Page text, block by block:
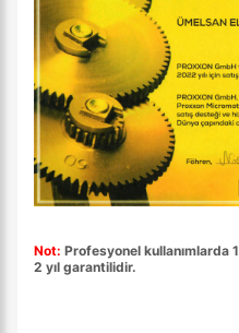
Not: Profesyonel kullanımlarda
2 yıl garantilidir.